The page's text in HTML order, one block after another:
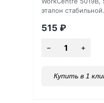
эталон
515 ₽
Купить в 1